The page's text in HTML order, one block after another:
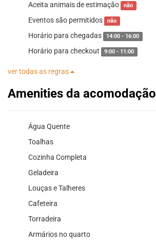
Aceita animais de estimação não
Eventos são permitidos não
Horário para chegadas 14:00 - 16:00
Horário para checkout 9:00 - 11:00
ver todas as regras
Amenities da acomodação
Água Quente
Toalhas
Cozinha Completa
Geladeira
Louças e Talheres
Cafeteira
Torradeira
Armários no quarto